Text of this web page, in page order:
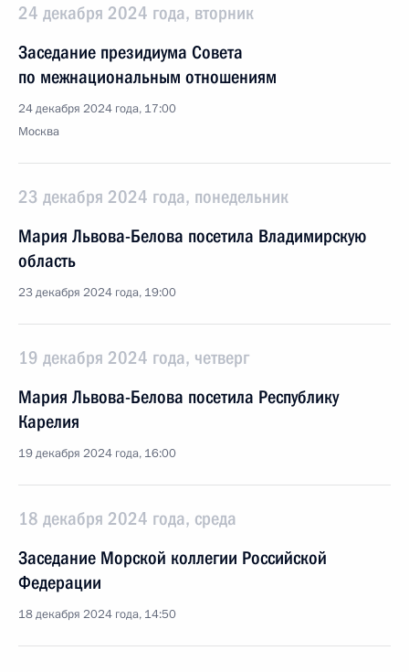
24 декабря 2024 года, вторник
Заседание президиума Совета
по межнациональным отношениям
24 декабря 2024 года, 17:00
Москва
23 декабря 2024 года, понедельник
Мария Львова-Белова посетила Владимирскую
область
23 декабря 2024 года, 19:00
19 декабря 2024 года, четверг
Мария Львова-Белова посетила Республику
Карелия
19 декабря 2024 года, 16:00
18 декабря 2024 года, среда
Заседание Морской коллегии Российской
Федерации
18 декабря 2024 года, 14:50